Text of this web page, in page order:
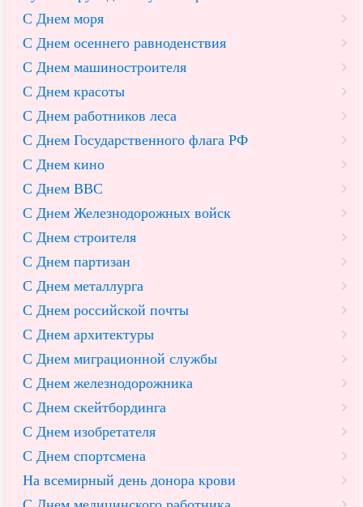
С Днем моря
С Днем осеннего равноденствия
С Днем машиностроителя
С Днем красоты
С Днем работников леса
С Днем Государственного флага РФ
С Днем кино
С Днем ВВС
С Днем Железнодорожных войск
С Днем строителя
С Днем партизан
С Днем металлурга
С Днем российской почты
С Днем архитектуры
С Днем миграционной службы
С Днем железнодорожника
С Днем скейтбординга
С Днем изобретателя
С Днем спортсмена
На всемирный день донора крови